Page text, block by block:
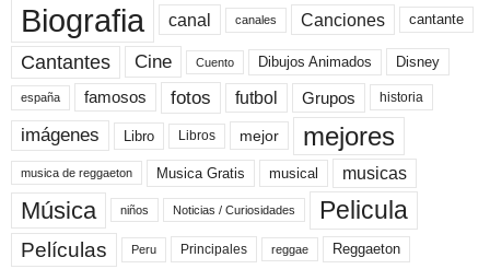
Biografia canal canales Canciones cantante
Cantantes Cine Cuento Dibujos Animados Disney
españa famosos fotos futbol Grupos historia
imágenes Libro Libros mejor mejores
musica de reggaeton Musica Gratis musical musicas
Música niños Noticias / Curiosidades Pelicula
Películas Peru Principales reggae Reggaeton